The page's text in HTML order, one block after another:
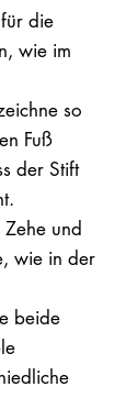
die
wie im
so
Fuß
der Stift
und
wie in der
beide